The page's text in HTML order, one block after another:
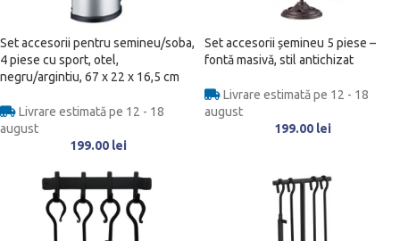
Set accesorii pentru semineu/soba,
4 piese cu sport, otel,
negru/argintiu, 67 x 22 x 16,5 cm
Livrare estimată pe 12 - 18
august
199.00 lei
Set accesorii șemineu 5 piese –
fontă masivă, stil antichizat
Livrare estimată pe 12 - 18
august
199.00 lei